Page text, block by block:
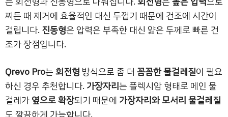
찌든 때 제거에 효율적인 대신 두껍기 때문에 건조에 시간이
걸립니다. 진동형은 압력은 부족한 대신 얇은 두께로 빠른 건
조가 장점입니다.
Qrevo Pro는회전형 방식으로 좀 더 꼼꼼한 물걸레질이 필요
하신 경우 추천합니다. 가장자리는 플렉시암 형태로 메인 물
걸레가옆으로 확장되기 때문에 가장자리와 모서리 물걸레질